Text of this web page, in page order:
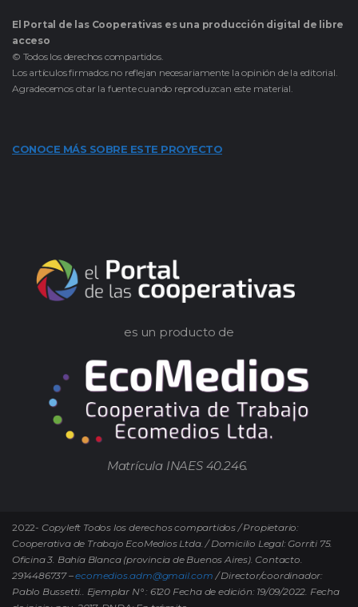
El Portal de las Cooperativas es una producción digital de libre
acceso
© Todos los derechos compartidos.
Los artículos firmados no reflejan necesariamente la opinión de la editorial.
Agradecemos citar la fuente cuando reproduzcan este material.
CONOCE MÁS SOBRE ESTE PROYECTO
es un producto de
Matrícula INAES 40.246.
2022- Copyleft Todos los derechos compartidos / Propietario:
Cooperativa de Trabajo EcoMedios Ltda. / Domicilio Legal: Gorriti 75.
Oficina 3. Bahía Blanca (provincia de Buenos Aires). Contacto.
2914486737 –ecomedios.adm@gmail.com / Director/coordinador:
Pablo Bussetti.. Ejemplar N° : 6120 Fecha de edición: 19/09/2022. Fecha